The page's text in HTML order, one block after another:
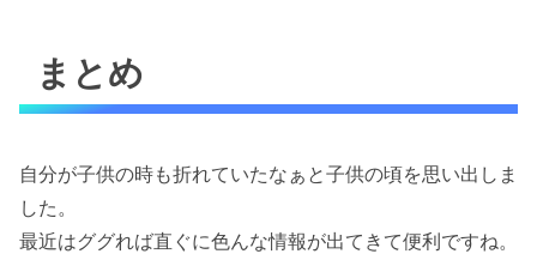
まとめ
自分が子供の時も折れていたなぁと子供の頃を思い出しま
した。
最近はググれば直ぐに色んな情報が出てきて便利ですね。